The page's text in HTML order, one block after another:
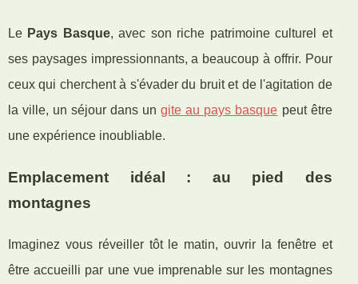
Le Pays Basque, avec son riche patrimoine culturel et
ses paysages impressionnants, a beaucoup à offrir. Pour
ceux qui cherchent à s'évader du bruit et de l'agitation de
la ville, un séjour dans ungite au pays basque peut être
une expérience inoubliable.
Emplacement idéal : au pied des
montagnes
Imaginez vous réveiller tôt le matin, ouvrir la fenêtre et
être accueilli par une vue imprenable sur les montagnes